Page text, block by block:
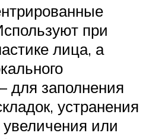
при
лица, а
для заполнения
устранения
или